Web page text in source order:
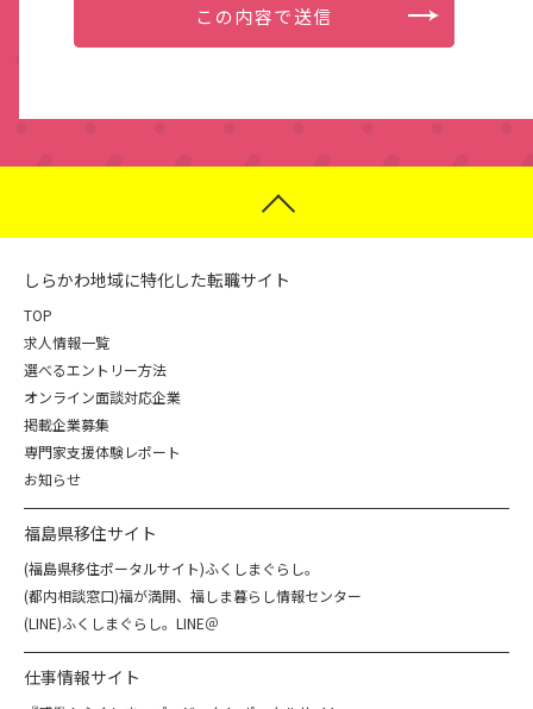
しらかわ地域に特化した転職サイト
TOP
求人情報一覧
選べるエントリー方法
オンライン面談対応企業
掲載企業募集
専門家支援体験レポート
お知らせ
福島県移住サイト
(福島県移住ポータルサイト)ふくしまぐらし。
(都内相談窓口)福が満開、福しま暮らし情報センター
(LINE)ふくしまぐらし。LINE＠
仕事情報サイト